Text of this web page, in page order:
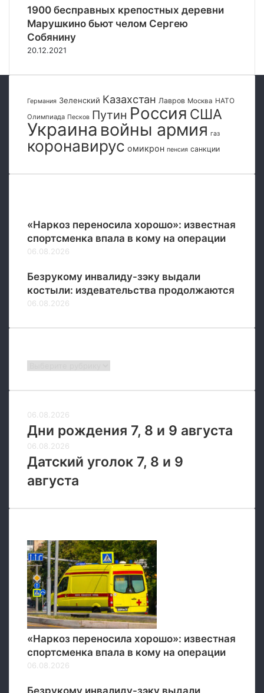
а
с
с
а
ц
е
и
с
л
к
о
в
ы
н
а
о
р
а
и
а
и
а
н
с
к
а
и
м
Ч
С
1900 бесправных крепостных деревни
Марушкино бьют челом Сергею
Собянину
20.12.2021
Германия Зеленский Казахстан Лавров Москва НАТО
Олимпиада Песков Путин Россия США
Украина войны армия газ
коронавирус омикрон пенсия санкции
«Наркоз переносила хорошо»: известная
спортсменка впала в кому на операции
06.08.2026
Безрукому инвалиду-зэку выдали
костыли: издевательства продолжаются
06.08.2026
06.08.2026
Дни рождения 7, 8 и 9 августа
06.08.2026
Датский уголок 7, 8 и 9
августа
«Наркоз переносила хорошо»: известная
спортсменка впала в кому на операции
06.08.2026
Безрукому инвалиду-зэку выдали